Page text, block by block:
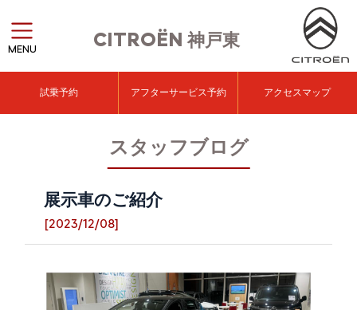
CITROËN神戸東
MENU
試乗予約 アフターサービス予約 アクセスマップ
スタッフブログ
展示車のご紹介
[2023/12/08]